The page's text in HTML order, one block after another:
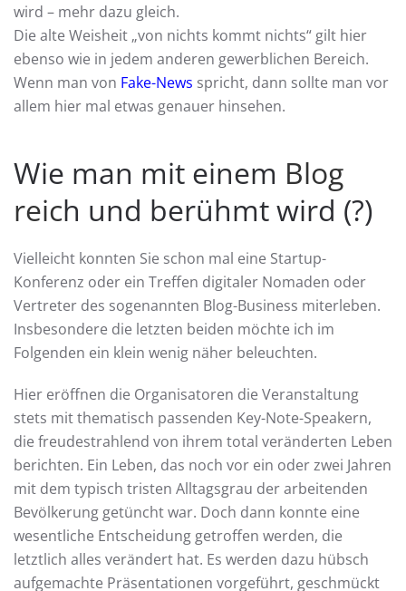
wird – mehr dazu gleich.
Die alte Weisheit „von nichts kommt nichts“ gilt hier
ebenso wie in jedem anderen gewerblichen Bereich.
Wenn man von Fake-News spricht, dann sollte man vor
allem hier mal etwas genauer hinsehen.
Wie man mit einem Blog
reich und berühmt wird (?)
Vielleicht konnten Sie schon mal eine Startup-
Konferenz oder ein Treffen digitaler Nomaden oder
Vertreter des sogenannten Blog-Business miterleben.
Insbesondere die letzten beiden möchte ich im
Folgenden ein klein wenig näher beleuchten.
Hier eröffnen die Organisatoren die Veranstaltung
stets mit thematisch passenden Key-Note-Speakern,
die freudestrahlend von ihrem total veränderten Leben
berichten. Ein Leben, das noch vor ein oder zwei Jahren
mit dem typisch tristen Alltagsgrau der arbeitenden
Bevölkerung getüncht war. Doch dann konnte eine
wesentliche Entscheidung getroffen werden, die
letztlich alles verändert hat. Es werden dazu hübsch
aufgemachte Präsentationen vorgeführt, geschmückt